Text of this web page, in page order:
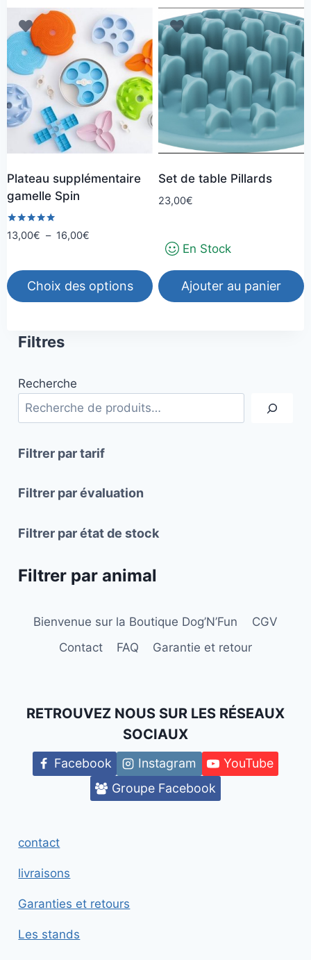
produit
a
plusieurs
variations.
Les
options
peuvent
sur
la
page
du
Plateau supplémentaire
gamelle Spin
Note
5.00
13,00€ – 16,00€
13,00€
Choix des options
variations.
Les
options
être
sur
page
produit
Set de table Pillards
23,00€
En Stock
Ajouter au panier
Filtres
Recherche
Filtrer par tarif
Filtrer par évaluation
Filtrer par état de stock
Filtrer par animal
Bienvenue sur la Boutique Dog’N’Fun
CGV
Contact
FAQ Garantie et retour
RETROUVEZ NOUS SUR LES RÉSEAUX
SOCIAUX
Facebook Instagram
YouTube
Groupe Facebook
contact
livraisons
Garanties et retours
Les stands